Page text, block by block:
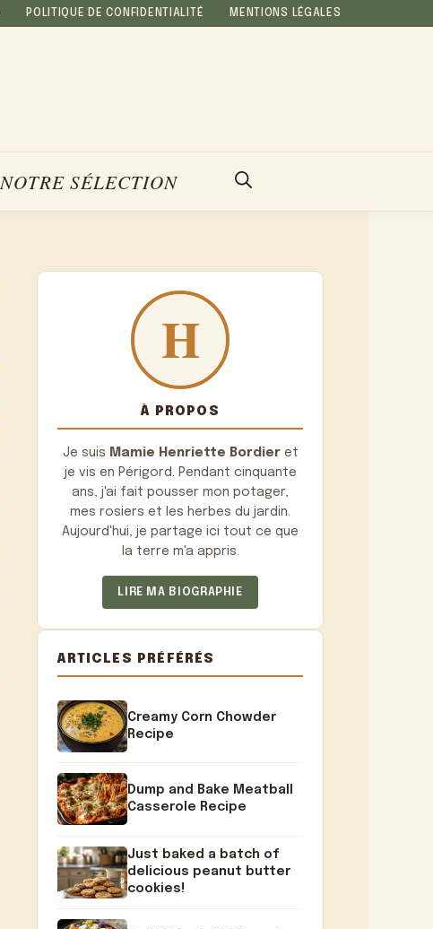
POLITIQUE DE CONFIDENTIALITÉ MENTIONS LÉGALES
NOTRE SÉLECTION
À PROPOS
Je suis Mamie Henriette Bordieret
je vis en Périgord. Pendant cinquante
ans, j'ai fait pousser mon potager,
mes rosiers et les herbes du jardin.
Aujourd'hui, je partage ici tout ce que
la terre m'a appris.
LIRE MA BIOGRAPHIE
ARTICLES PRÉFÉRÉS
Creamy Corn Chowder
Recipe
Dump and Bake Meatball
Casserole Recipe
Just baked a batch of
delicious peanut butter
cookies!